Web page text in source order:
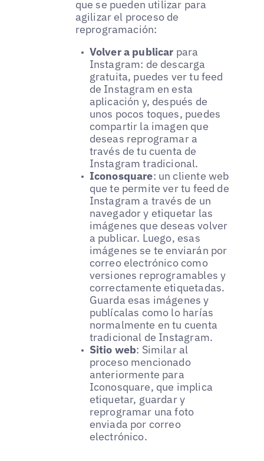
que se pueden utilizar para
agilizar el proceso de
reprogramación:
Volver a publicar para
Instagram: de descarga
gratuita, puedes ver tu feed
de Instagram en esta
aplicación y, después de
unos pocos toques, puedes
compartir la imagen que
deseas reprogramar a
través de tu cuenta de
Instagram tradicional.
Iconosquare: un cliente web
que te permite ver tu feed de
Instagram a través de un
navegador y etiquetar las
imágenes que deseas volver
a publicar. Luego, esas
imágenes se te enviarán por
correo electrónico como
versiones reprogramables y
correctamente etiquetadas.
Guarda esas imágenes y
publícalas como lo harías
normalmente en tu cuenta
tradicional de Instagram.
Sitio web: Similar al
proceso mencionado
anteriormente para
Iconosquare, que implica
etiquetar, guardar y
reprogramar una foto
enviada por correo
electrónico.